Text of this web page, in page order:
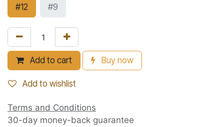
#12 #9
Add to cart Buy now
Add to wishlist
Terms and Conditions
30-day money-back guarantee